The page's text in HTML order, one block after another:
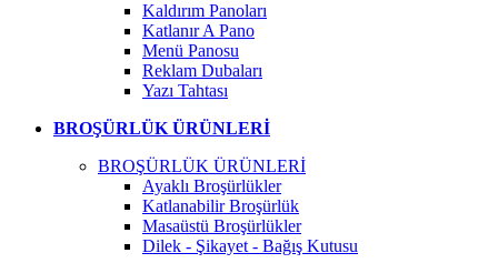
Kaldırım Panoları
Katlanır A Pano
Menü Panosu
Reklam Dubaları
Yazı Tahtası
BROŞÜRLÜK ÜRÜNLERİ
BROŞÜRLÜK ÜRÜNLERİ
Ayaklı Broşürlükler
Katlanabilir Broşürlük
Masaüstü Broşürlükler
Dilek - Şikayet - Bağış Kutusu